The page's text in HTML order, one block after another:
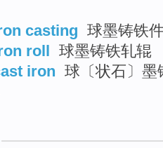
casting 球墨铸铁
roll 球墨铸铁轧辊
iron 球〔状石〕墨